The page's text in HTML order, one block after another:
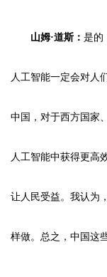
山姆·道斯： 是的
人工智能一定会对人
中国，对于西方国家
人工智能中获得更高
让人民受益。我认为
样做。总之，中国这